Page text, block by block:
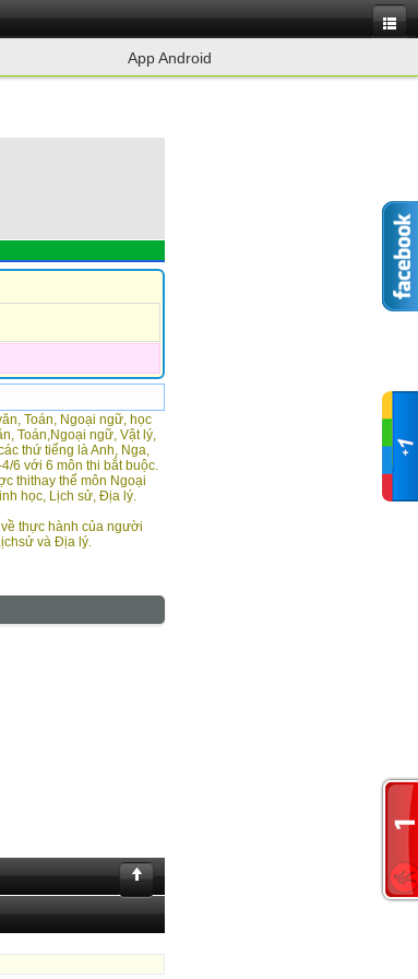
App Android
Toán, Ngoại ngữ, học
Toán,Ngoại ngữ, Vật lý,
thứ tiếng là Anh, Nga,
6 với 6 môn thi bắt buộc.
thithay thế môn Ngoại
học, Lịch sử, Địa lý.
thực hành của người
và Địa lý.